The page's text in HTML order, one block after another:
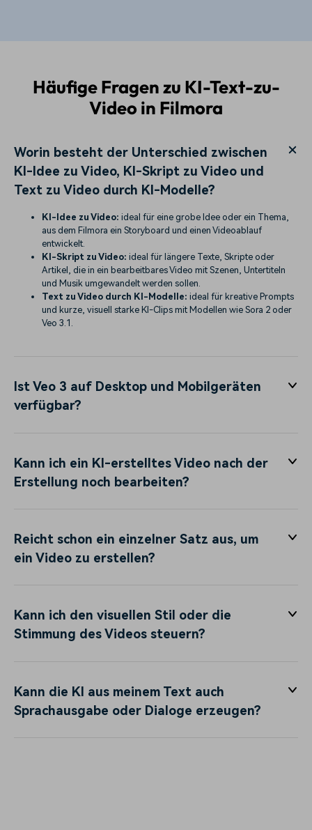
Häufige Fragen zu KI-Text-zu-
Video in Filmora
Worin besteht der Unterschied zwischen
KI-Idee zu Video, KI-Skript zu Video und
Text zu Video durch KI-Modelle?
KI-Idee zu Video: ideal für eine grobe Idee oder ein Thema,
aus dem Filmora ein Storyboard und einen Videoablauf
entwickelt.
KI-Skript zu Video: ideal für längere Texte, Skripte oder
Artikel, die in ein bearbeitbares Video mit Szenen, Untertiteln
und Musik umgewandelt werden sollen.
Text zu Video durch KI-Modelle: ideal für kreative Prompts
und kurze, visuell starke KI-Clips mit Modellen wie Sora 2 oder
Veo 3.1.
Ist Veo 3 auf Desktop und Mobilgeräten
verfügbar?
Kann ich ein KI-erstelltes Video nach der
Erstellung noch bearbeiten?
Reicht schon ein einzelner Satz aus, um
ein Video zu erstellen?
Kann ich den visuellen Stil oder die
Stimmung des Videos steuern?
Kann die KI aus meinem Text auch
Sprachausgabe oder Dialoge erzeugen?